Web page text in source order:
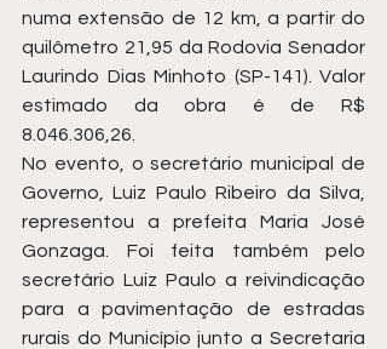
numa extensão de 12 km, a partir do
quilômetro 21,95 da Rodovia Senador
Laurindo Dias Minhoto (SP-141). Valor
estimado da obra é de R$
8.046.306,26.
No evento, o secretário municipal de
Governo, Luiz Paulo Ribeiro da Silva,
representou a prefeita Maria José
Gonzaga. Foi feita também pelo
secretário Luiz Paulo a reivindicação
para a pavimentação de estradas
rurais do Município junto a Secretaria